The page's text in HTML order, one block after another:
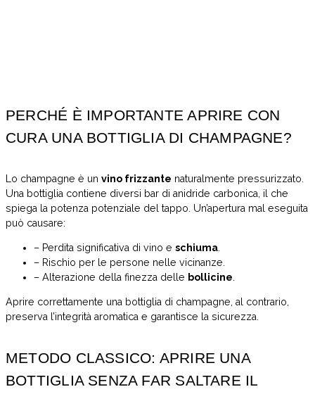
PERCHÉ È IMPORTANTE APRIRE CON
CURA UNA BOTTIGLIA DI CHAMPAGNE?
Lo champagne è un vino frizzante naturalmente pressurizzato.
Una bottiglia contiene diversi bar di anidride carbonica, il che
spiega la potenza potenziale del tappo. Un’apertura mal eseguita
può causare:
– Perdita significativa di vino e schiuma
– Rischio per le persone nelle vicinanze.
– Alterazione della finezza delle bollicine
Aprire correttamente una bottiglia di champagne, al contrario,
preserva l’integrità aromatica e garantisce la sicurezza.
METODO CLASSICO: APRIRE UNA
BOTTIGLIA SENZA FAR SALTARE IL